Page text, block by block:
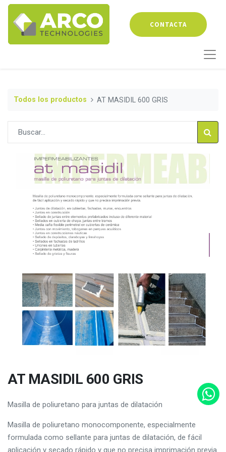
CONTACTA
Todos los productos AT MASIDIL 600 GRIS
AT MASIDIL 600 GRIS
Masilla de poliuretano para juntas de dilatación
Masilla de poliuretano monocomponente, especialmente
formulada como sellante para juntas de dilatación, de fácil
aplicación y secado rápido y que no precisa imprimación previa.